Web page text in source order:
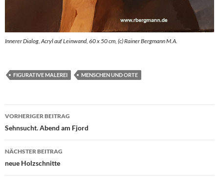
Innerer Dialog, Acryl auf Leinwand, 60 x 50 cm, (c) Rainer Bergmann M.A.
FIGURATIVE MALEREI MENSCHEN UND ORTE
Beitragsnavigation
VORHERIGER BEITRAG
Sehnsucht. Abend am Fjord
NÄCHSTER BEITRAG
neue Holzschnitte